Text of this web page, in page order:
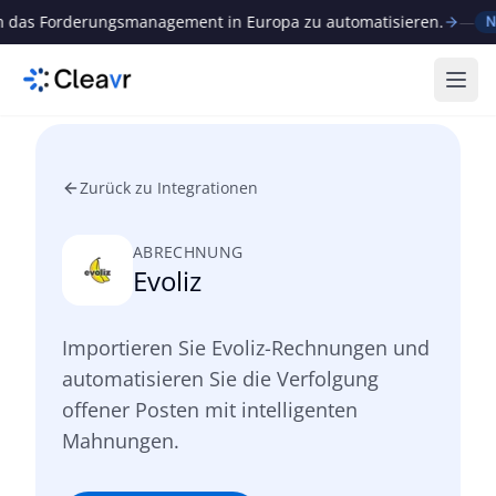
in Europa zu automatisieren. — Neu
Zurück zu Integrationen
ABRECHNUNG
Evoliz
Importieren Sie Evoliz-Rechnungen und
automatisieren Sie die Verfolgung
offener Posten mit intelligenten
Mahnungen.